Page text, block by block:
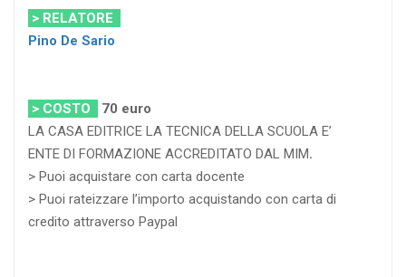
> RELATORE
Pino De Sario
> COSTO 70 euro
LA CASA EDITRICE LA TECNICA DELLA SCUOLA E’
ENTE DI FORMAZIONE ACCREDITATO DAL MIM.
> Puoi acquistare con carta docente
> Puoi rateizzare l’importo acquistando con carta di
credito attraverso Paypal